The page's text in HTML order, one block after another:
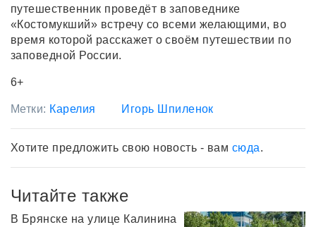
путешественник проведёт в заповеднике
«Костомукший» встречу со всеми желающими, во
время которой расскажет о своём путешествии по
заповедной России.
6+
Метки: Карелия Игорь Шпиленок
Хотите предложить свою новость - вам сюда.
Читайте также
В Брянске на улице Калинина